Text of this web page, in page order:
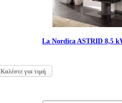
La Nordica ASTRID 8,5
Καλέστε για τιμή